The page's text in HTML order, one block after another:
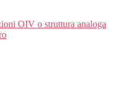
OIV o struttura analoga